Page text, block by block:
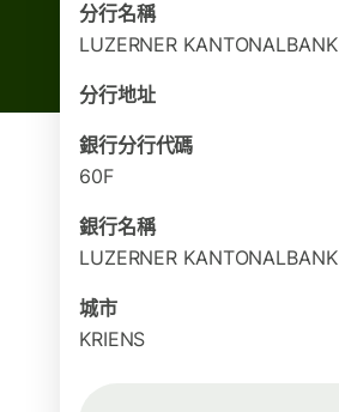
分行名稱
LUZERNER KANTONALBANK
分行地址
銀行分行代碼
60F
銀行名稱
LUZERNER KANTONALBANK
城市
KRIENS